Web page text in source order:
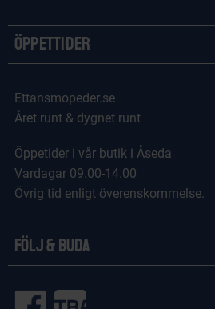
Öppettider
Ettansmopeder.se
Året runt & dygnet runt
Öppetider i vår butik i Åseda
Vardagar 09.00-14.00
Övrig tid enligt överenskommelse.
Följ & Buda